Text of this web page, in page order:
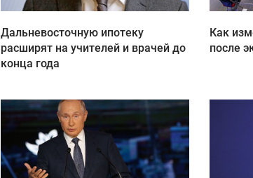
Дальневосточную ипотеку
расширят на учителей и врачей до
конца года
Как
после